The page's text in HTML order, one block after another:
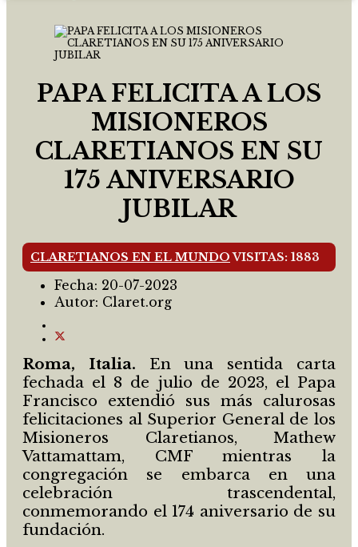
PAPA FELICITA A LOS
MISIONEROS
CLARETIANOS EN SU
175 ANIVERSARIO
JUBILAR
CLARETIANOS EN EL MUNDO VISITAS: 1883
Fecha: 20-07-2023
Autor: Claret.org
Roma, Italia. En una sentida carta
fechada el 8 de julio de 2023, el Papa
Francisco extendió sus más calurosas
felicitaciones al Superior General de los
Misioneros Claretianos, Mathew
Vattamattam, CMF mientras la
congregación se embarca en una
celebración trascendental,
conmemorando el 174 aniversario de su
fundación.